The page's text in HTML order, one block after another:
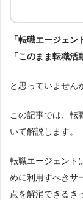
よう尽力。人材
「転職エージェン
「このまま転職活
と思っていません
この記事では、転
いて解説します。
転職エージェント
めに利用すべきサ
点を解消できるき